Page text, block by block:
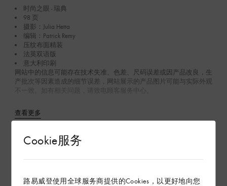
Cookie服务
路易威登使用全球服务商提供的Cookies，以更好地向您
时尚之眼 - 瑞典
98 页
摄影：Julia Hetta
编辑：Patrick Remy
压纹布面精装
法英双语版
意大利印刷
网站中的信息可能存在技术失准、色差、尺码误差或因产品改良，生
产批次等因素造成的细节误差，网站展示的产品图片可能与实际外观
不一致。如有相关问题，请致电顾客服务中心。
查看更多
环保与可持续性